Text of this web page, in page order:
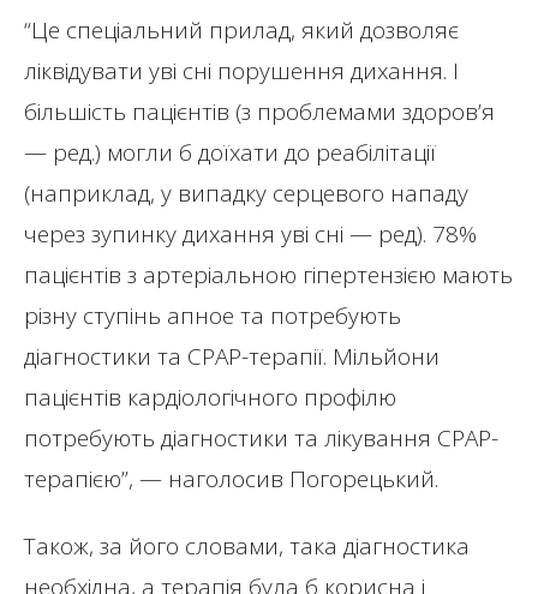
“Це спеціальний прилад, який дозволяє
ліквідувати уві сні порушення дихання. І
більшість пацієнтів (з проблемами здоров’я
— ред.) могли б доїхати до реабілітації
(наприклад, у випадку серцевого нападу
через зупинку дихання уві сні — ред). 78%
пацієнтів з артеріальною гіпертензією мають
різну ступінь апное та потребують
діагностики та СРАР-терапії. Мільйони
пацієнтів кардіологічного профілю
потребують діагностики та лікування СРАР-
терапією”, — наголосив Погорецький.
Також, за його словами, така діагностика
необхідна, а терапія була б корисна і